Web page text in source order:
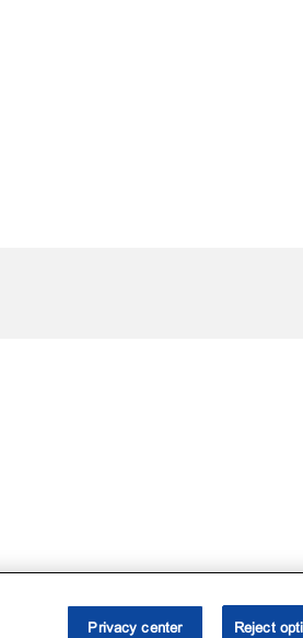
Privacy center Reject